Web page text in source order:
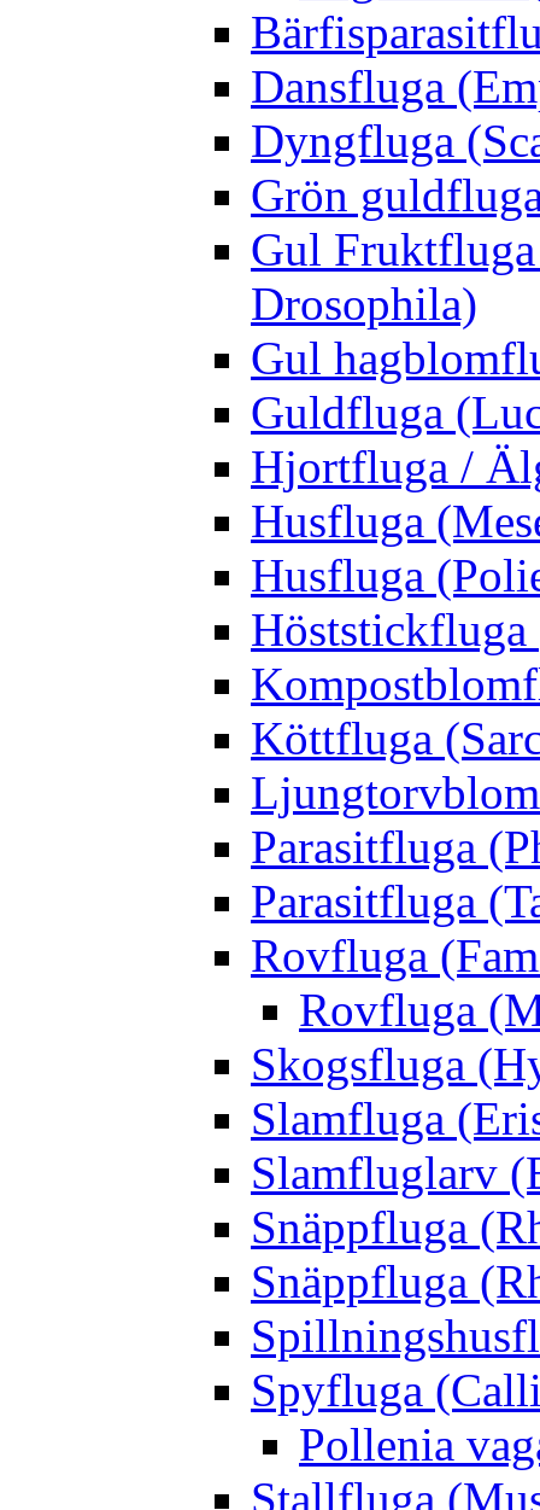
Dansfluga
Dyngfluga
Grön
Gul
Drosophila)
Gul
Guldfluga
Hjortfluga /
Husfluga
Husfluga
Höststickfluga
Köttfluga
Parasitfluga
Parasitfluga
Rovfluga
Rovfluga
Skogsfluga
Slamfluga
Slamfluglarv
Snäppfluga
Snäppfluga
Spyfluga
Pollenia
Stallfluga